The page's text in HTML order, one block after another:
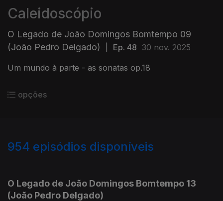
Caleidoscópio
O Legado de João Domingos Bomtempo 09
(João Pedro Delgado)
Ep. 48 30 nov. 2025
Um mundo à parte - as sonatas op.18
opções
954 episódios disponíveis
O Legado de João Domingos Bomtempo 13
(João Pedro Delgado)